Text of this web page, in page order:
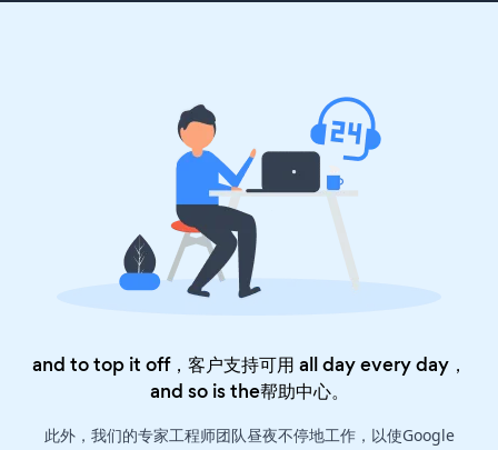
and to top it off，客户支持可用 all day every day，
and so is the帮助中心。
此外，我们的专家工程师团队昼夜不停地工作，以使Google